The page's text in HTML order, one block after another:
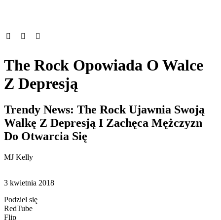
The Rock Opowiada O Walce
Z Depresją
Trendy News: The Rock Ujawnia Swoją
Walkę Z Depresją I Zachęca Mężczyzn
Do Otwarcia Się
MJ Kelly
3 kwietnia 2018
Podziel się
RedTube
Flip